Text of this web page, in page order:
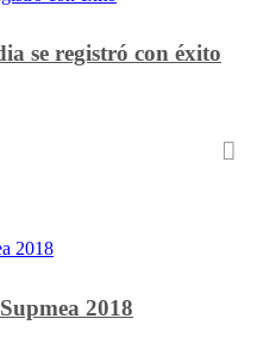
se registró con éxito
2018